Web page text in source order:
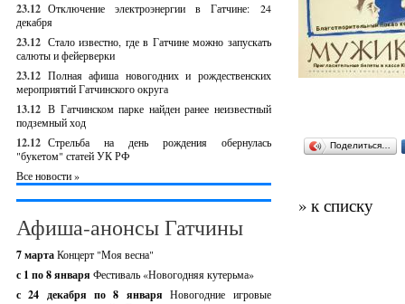
23.12 Отключение электроэнергии в Гатчине: 24
декабря
23.12 Стало известно, где в Гатчине можно запускать
салюты и фейерверки
23.12 Полная афиша новогодних и рождественских
мероприятий Гатчинского округа
13.12 В Гатчинском парке найден ранее неизвестный
подземный ход
12.12 Стрельба на день рождения обернулась
"букетом" статей УК РФ
Все новости »
Афиша-анонсы Гатчины
7 мартаКонцерт "Моя весна"
с 1 по 8 января Фестиваль «Новогодняя кутерьма»
с 24 декабря по 8 январяНовогодние игровые
Поделиться…
» к списку